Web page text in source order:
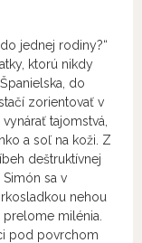
jednej rodiny?“
ktorú nikdy
do
zorientovať v
tajomstvá,
a soľ na koži. Z
deštruktívnej
Simón sa v
nehou
milénia.
pod povrchom